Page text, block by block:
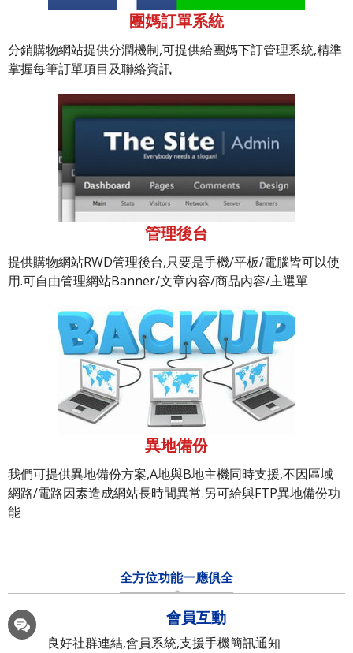
團媽訂單系統
分銷購物網站提供分潤機制,可提供給團媽下訂管理系統,精準
掌握每筆訂單項目及聯絡資訊
管理後台
提供購物網站RWD管理後台,只要是手機/平板/電腦皆可以使
用.可自由管理網站Banner/文章內容/商品內容/主選單
異地備份
我們可提供異地備份方案,A地與B地主機同時支援,不因區域
網路/電路因素造成網站長時間異常.另可給與FTP異地備份功
能
全方位功能一應俱全
會員互動
良好社群連結,會員系統,支援手機簡訊通知